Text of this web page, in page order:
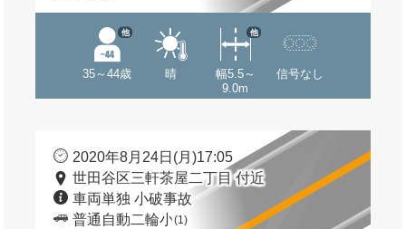
35～44歳
他
晴
幅5.5～
9.0m
他
信号なし
2020年8月24日(月)17:05
世田谷区三軒茶屋二丁目 付近
車両単独 小破事故
普通自動二輪小(1)